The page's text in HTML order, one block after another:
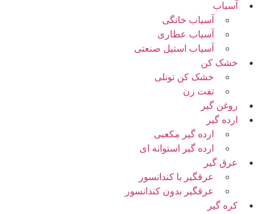
آسیاب
آسیاب خانگی
آسیاب عطاری
آسیاب استیل صنعتی
خشک کن
خشک کن تونلی
تفت زن
روغن گیر
ارده گیر
ارده گیر مکعبی
ارده گیر استوانه ای
عرق گیر
عرقگیر با کندانسور
عرقگیر بدون کندانسور
کره گیر